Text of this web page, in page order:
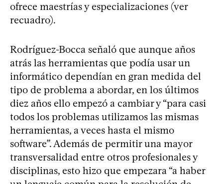
ofrece maestrías y especializaciones (ver
recuadro).
Rodríguez-Bocca señaló que aunque años
atrás las herramientas que podía usar un
informático dependían en gran medida del
tipo de problema a abordar, en los últimos
diez años ello empezó a cambiar y “para casi
todos los problemas utilizamos las mismas
herramientas, a veces hasta el mismo
software”. Además de permitir una mayor
transversalidad entre otros profesionales y
disciplinas, esto hizo que empezara “a haber